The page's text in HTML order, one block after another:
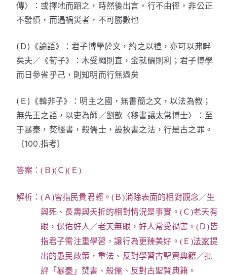
傳〉：或擇地而蹈之，時然後出言，行不由徑，非公正
不發憤，而遇禍災者，不可勝數也
(Ｄ)《論語》：君子博學於文，約之以禮，亦可以弗畔
矣夫／《荀子》：木受繩則直，金就礪則利；君子博學
而日參省乎己，則知明而行無過矣
(Ｅ)《韓非子》：明主之國，無書簡之文，以法為教；
無先王之語，以吏為師／劉歆〈移書讓太常博士〉：至
于暴秦，焚經書，殺儒士，設挾書之法，行是古之罪。
〔100.指考〕
答案：(Ｂ)(Ｃ)(Ｅ)
解析：(Ａ)皆指民貴君輕。(Ｂ)消除表面的相對觀念／生
與死、長壽與夭折的相對情況是事實。(Ｃ)老天有
眼，保佑好人／老天無眼，好人常受禍害。(Ｄ)皆
指君子需注重學習，讓行為更臻美好。(Ｅ)法家提
出的愚民政策，重法、反對學習古聖賢典籍／批
評「暴秦 」焚書、殺儒、反對古聖賢典籍。